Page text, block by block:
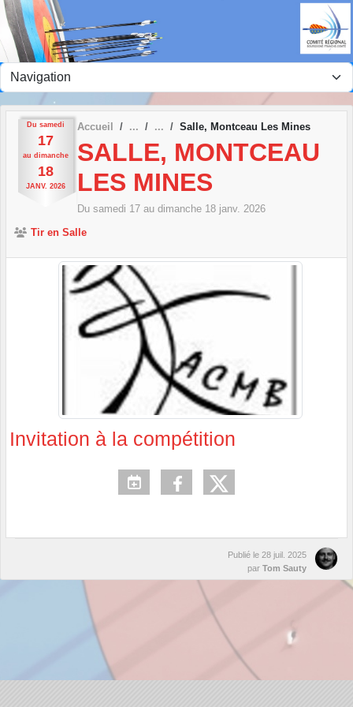
Du samedi
17
au dimanche
18
JANV. 2026
Accueil Salle, Montceau Les Mines
SALLE, MONTCEAU
LES MINES
Du samedi 17 au dimanche 18 janv. 2026
Tir en Salle
Invitation à la compétition
Publié le 28 juil. 2025
par Tom Sauty
Panneau de gestion des cookies